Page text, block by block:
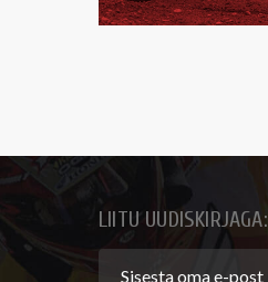
LIITU UUDISKIRJAGA: